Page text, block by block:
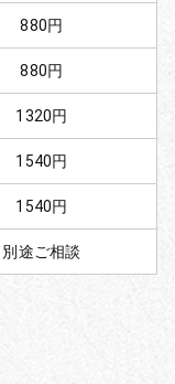
880円
880円
1320円
1540円
1540円
別途ご相談